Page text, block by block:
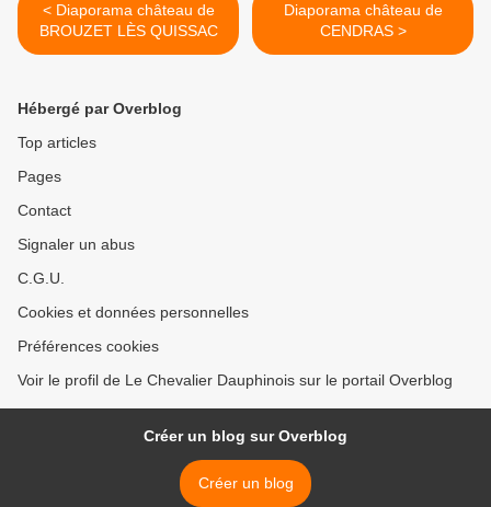
< Diaporama château de
BROUZET LÈS QUISSAC
Diaporama château de
CENDRAS >
Hébergé par Overblog
Top articles
Pages
Contact
Signaler un abus
C.G.U.
Cookies et données personnelles
Préférences cookies
Voir le profil de Le Chevalier Dauphinois sur le portail Overblog
Créer un blog sur Overblog
Créer un blog